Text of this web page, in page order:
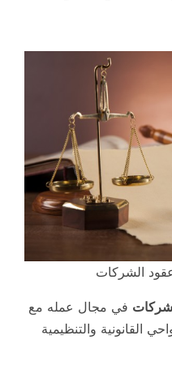
الشركات
في مجال عمله مع
القانونية والتنظيمية